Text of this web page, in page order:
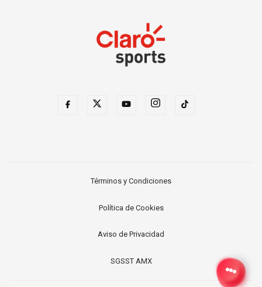
Términos y Condiciones
Política de Cookies
Aviso de Privacidad
SGSST AMX